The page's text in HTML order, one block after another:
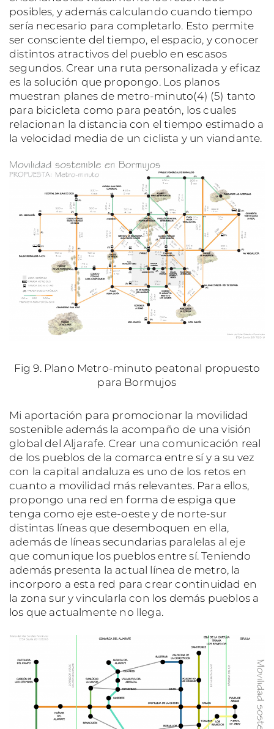
posibles, y además calculando cuando tiempo
sería necesario para completarlo. Esto permite
ser consciente del tiempo, el espacio, y conocer
distintos atractivos del pueblo en escasos
segundos. Crear una ruta personalizada y eficaz
es la solución que propongo. Los planos
muestran planes de metro-minuto(4) (5) tanto
para bicicleta como para peatón, los cuales
relacionan la distancia con el tiempo estimado a
la velocidad media de un ciclista y un viandante.
Fig 9. Plano Metro-minuto peatonal propuesto
para Bormujos
Mi aportación para promocionar la movilidad
sostenible además la acompaño de una visión
global del Aljarafe. Crear una comunicación real
de los pueblos de la comarca entre sí y a su vez
con la capital andaluza es uno de los retos en
cuanto a movilidad más relevantes. Para ellos,
propongo una red en forma de espiga que
tenga como eje este-oeste y de norte-sur
distintas líneas que desemboquen en ella,
además de líneas secundarias paralelas al eje
que comunique los pueblos entre sí. Teniendo
además presenta la actual línea de metro, la
incorporo a esta red para crear continuidad en
la zona sur y vincularla con los demás pueblos a
los que actualmente no llega.